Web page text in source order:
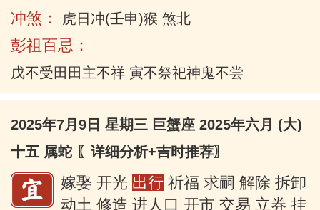
冲煞： 虎日冲(壬申)猴 煞北
彭祖百忌：
戊不受田田主不祥 寅不祭祀神鬼不尝
2025年7月9日 星期三 巨蟹座 2025年六月 (大)
十五 属蛇 〖详细分析+吉时推荐〗
嫁娶 开光 出行 祈福 求嗣 解除 拆卸
动土 修造 进人口 开市 交易 立券 挂